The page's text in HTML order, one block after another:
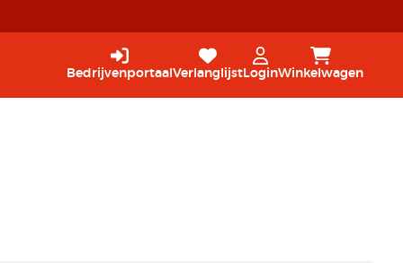
Bedrijvenportaal Verlanglijst LoginWinkelwagen